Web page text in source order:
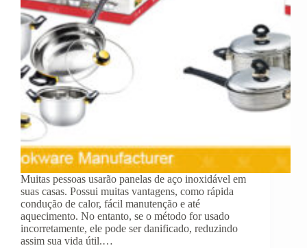
Muitas pessoas usarão panelas de aço inoxidável em
suas casas. Possui muitas vantagens, como rápida
condução de calor, fácil manutenção e até
aquecimento. No entanto, se o método for usado
incorretamente, ele pode ser danificado, reduzindo
assim sua vida útil.…